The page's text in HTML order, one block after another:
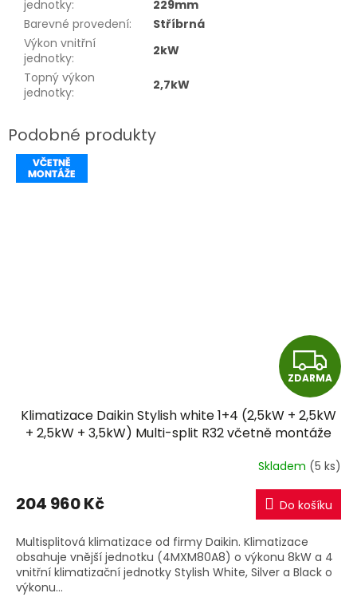
jednotky:
229mm
Barevné provedení:
Stříbrná
Výkon vnitřní
jednotky:
2kW
Topný výkon
jednotky: 2,7kW
Z
D
A
R
M
A
ZDARMA
Klimatizace Daikin Stylish white 1+4 (2,5kW + 2,5kW
+ 2,5kW + 3,5kW) Multi-split R32 včetně montáže
Skladem (5 ks)
204 960 Kč Do košíku
Multisplitová klimatizace od firmy Daikin. Klimatizace
obsahuje vnější jednotku (4MXM80A8) o výkonu 8kW a 4
vnitřní klimatizační jednotky Stylish White, Silver a Black o
výkonu...